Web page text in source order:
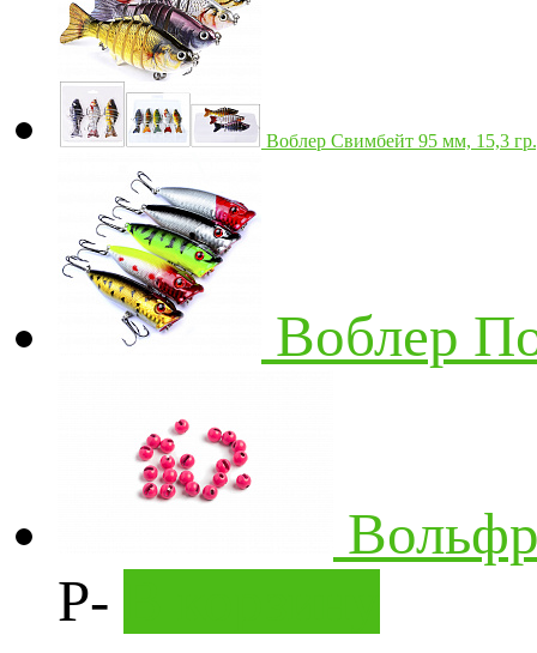
Воблер Свимбейт 95 мм, 15,3
Воблер
Р-